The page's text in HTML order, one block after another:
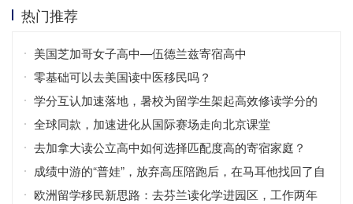
热门推荐
美国芝加哥女子高中—伍德兰兹寄宿高中
零基础可以去美国读中医移民吗？
学分互认加速落地，暑校为留学生架起高效修读学分的
桥梁
全球同款，加速进化从国际赛场走向北京课堂
去加拿大读公立高中如何选择匹配度高的寄宿家庭？
成绩中游的“普娃”，放弃高压陪跑后，在马耳他找回了自
信！
欧洲留学移民新思路：去芬兰读化学进园区，工作两年